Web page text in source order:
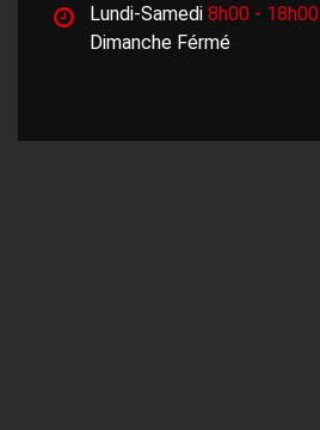
Lundi-Samedi 8h00 - 18h00
Dimanche Férmé